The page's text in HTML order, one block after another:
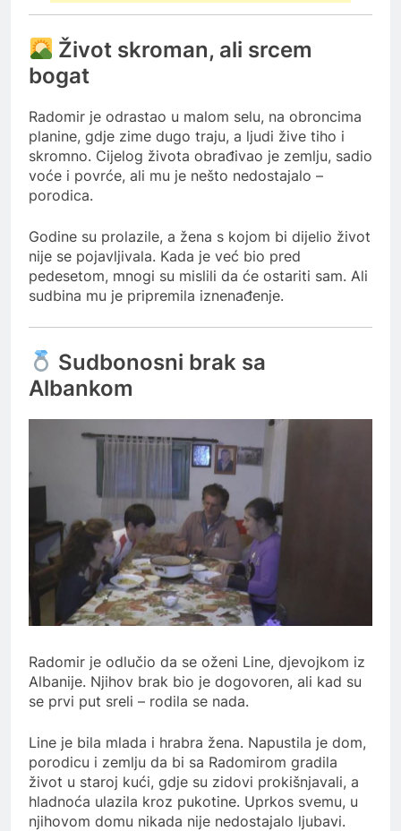
Život skroman, ali srcem
bogat
Radomir je odrastao u malom selu, na obroncima
planine, gdje zime dugo traju, a ljudi žive tiho i
skromno. Cijelog života obrađivao je zemlju, sadio
voće i povrće, ali mu je nešto nedostajalo –
porodica.
Godine su prolazile, a žena s kojom bi dijelio život
nije se pojavljivala. Kada je već bio pred
pedesetom, mnogi su mislili da će ostariti sam. Ali
sudbina mu je pripremila iznenađenje.
Sudbonosni brak sa
Albankom
Radomir je odlučio da se oženi Line, djevojkom iz
Albanije. Njihov brak bio je dogovoren, ali kad su
se prvi put sreli – rodila se nada.
Line je bila mlada i hrabra žena. Napustila je dom,
porodicu i zemlju da bi sa Radomirom gradila
život u staroj kući, gdje su zidovi prokišnjavali, a
hladnoća ulazila kroz pukotine. Uprkos svemu, u
njihovom domu nikada nije nedostajalo ljubavi.